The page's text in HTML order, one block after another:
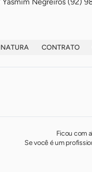
Yasmim Negreiros (92)
CONTRATO
Ficou com
Se você é um